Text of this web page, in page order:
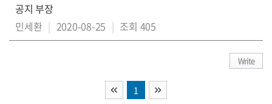
공지 부장
민세환 | 2020-08-25 | 조회 405
Write
1